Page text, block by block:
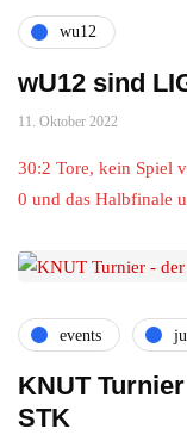
wu12
wU12 sind
11. Oktober 2022
30:2 Tore, kein Spiel
0 und das Halbfinale
events
KNUT
STK